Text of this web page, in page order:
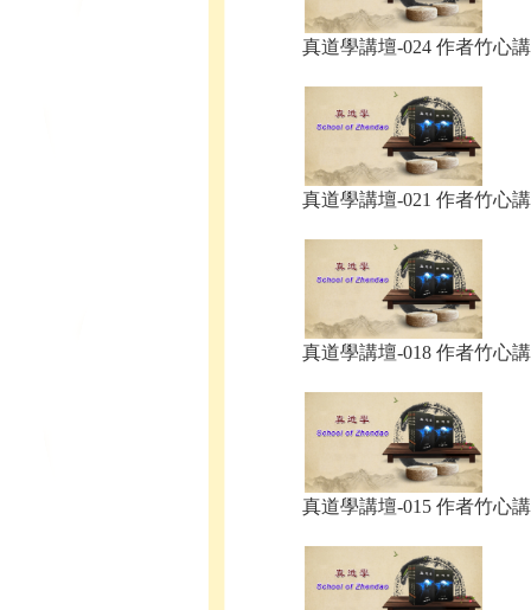
真道學講壇-024 作者竹心
真道學講壇-021 作者竹心
真道學講壇-018 作者竹心
真道學講壇-015 作者竹心